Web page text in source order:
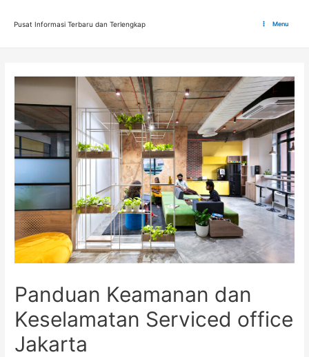
Pusat Informasi Terbaru dan Terlengkap Menu
Panduan Keamanan dan
Keselamatan Serviced office
Jakarta